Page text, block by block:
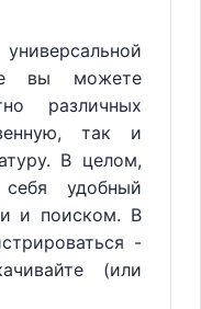
вы можете
различных
так и
В целом,
удобный
и поиском. В
-
(или